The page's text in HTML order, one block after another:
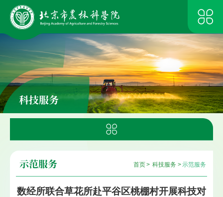
科技服务
首页> 科技服务 >示范服务
示范服务
数经所联合草花所赴平谷区桃棚村开展科技对